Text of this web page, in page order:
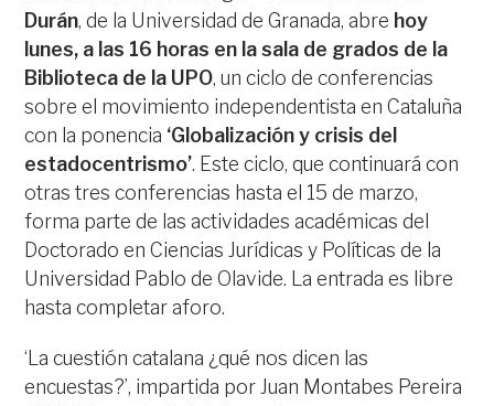
Durán, de la Universidad de Granada, abre hoy
lunes, a las 16 horas en la sala de grados de la
Biblioteca de la UPO, un ciclo de conferencias
sobre el movimiento independentista en Cataluña
con la ponencia ‘Globalización y crisis del
estadocentrismo’. Este ciclo, que continuará con
otras tres conferencias hasta el 15 de marzo,
forma parte de las actividades académicas del
Doctorado en Ciencias Jurídicas y Políticas de la
Universidad Pablo de Olavide. La entrada es libre
hasta completar aforo.
‘La cuestión catalana ¿qué nos dicen las
encuestas?’, impartida por Juan Montabes Pereira